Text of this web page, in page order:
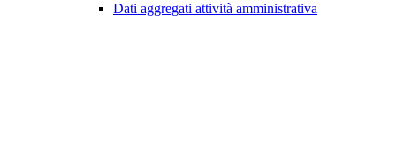
Dati aggregati attività amministrativa